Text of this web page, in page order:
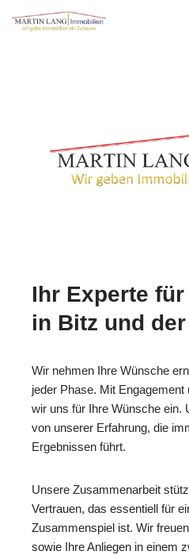
Ihr Experte
in Bitz und
Wir nehmen Ihre Wünsche
jeder Phase. Mit
wir uns für Ihre Wünsche ein.
von unserer Erfahrung, die
Ergebnissen führt.
Unsere Zusammenarbeit
Vertrauen, das essentiell für
Zusammenspiel ist. Wir
sowie Ihre Anliegen in einem